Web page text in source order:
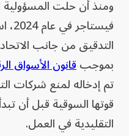
ومنذ أن حلت المسؤولية
التدقيق من جانب
بموجبقانون الأسواق
تم إدخاله لمنع شركات
قوتها السوقية قبل أن
التقليدية في العمل.